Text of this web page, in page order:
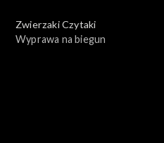
Zwierzaki Czytaki
Wyprawa na biegun